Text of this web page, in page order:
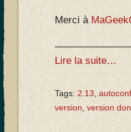
Merci à
Lire la suite…
Tags: 2.13 autoconf
version version